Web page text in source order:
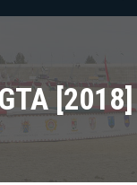
[2018]